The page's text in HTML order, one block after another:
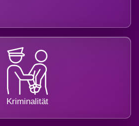
Kriminalität